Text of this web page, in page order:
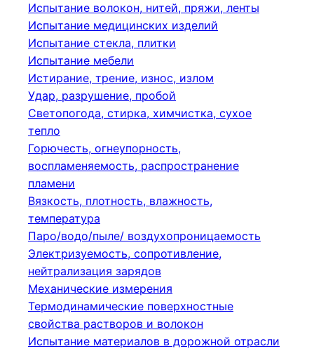
Испытание волокон, нитей, пряжи, ленты
Испытание медицинских изделий
Испытание стекла, плитки
Испытание мебели
Истирание, трение, износ, излом
Удар, разрушение, пробой
Светопогода, стирка, химчистка, сухое
тепло
Горючесть, огнеупорность,
воспламеняемость, распространение
пламени
Вязкость, плотность, влажность,
температура
Паро/водо/пыле/ воздухопроницаемость
Электризуемость, сопротивление,
нейтрализация зарядов
Механические измерения
Термодинамические поверхностные
свойства растворов и волокон
Испытание материалов в дорожной отрасли